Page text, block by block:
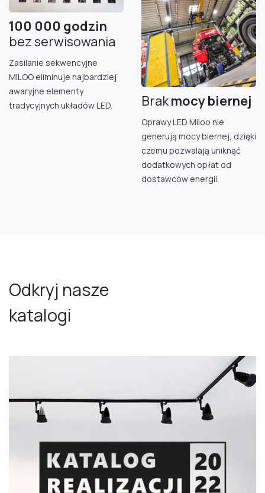
100 000 godzin
bez serwisowania
Zasilanie sekwencyjne
MILOO eliminuje najbardziej
awaryjne elementy
tradycyjnych układów LED.
Brakmocy bierne​j
Oprawy LED Miloo nie
generują mocy biernej, dzięki
czemu pozwalają uniknąć
dodatkowych opłat od
dostawców energii.
Odkryj nasze
katalogi